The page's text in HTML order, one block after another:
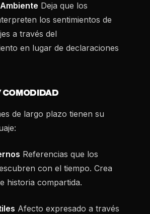
Deja que los
los sentimientos de
a través del
en lugar de declaraciones
COMODIDAD
de largo plazo tienen su
Referencias que los
con el tiempo. Crea
historia compartida.
Afecto expresado a través